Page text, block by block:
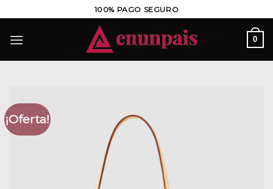
al
contenido
100% PAGO SEGURO
0
¡Oferta!